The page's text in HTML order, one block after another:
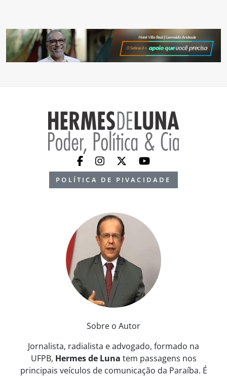
POLÍTICA DE PIVACIDADE
Sobre o Autor
Jornalista, radialista e advogado, formado na
UFPB, Hermes de Luna tem passagens nos
principais veículos de comunicação da Paraíba. É